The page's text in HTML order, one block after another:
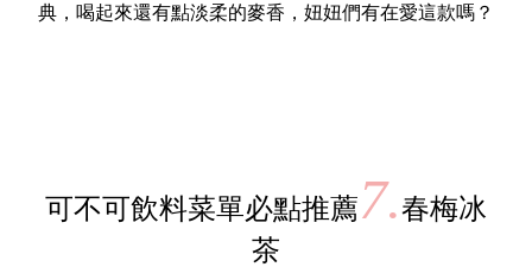
典，喝起來還有點淡柔的麥香，妞妞們有在愛這款嗎？
可不可飲料菜單必點推薦7.春梅冰
茶